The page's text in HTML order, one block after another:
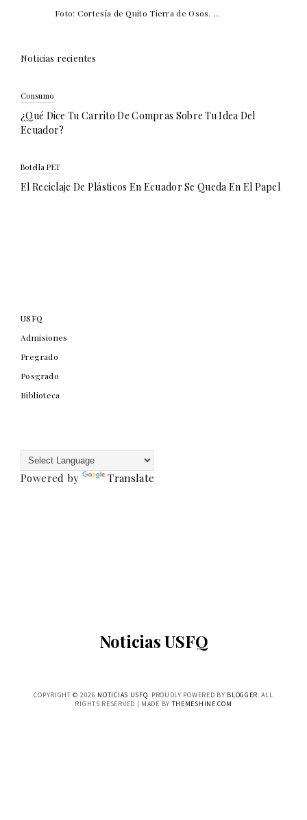
Foto: Cortesía de Quito Tierra de Osos. ...
Noticias recientes
Consumo
¿Qué Dice Tu Carrito De Compras Sobre Tu Idea Del
Ecuador?
Botella PET
El Reciclaje De Plásticos En Ecuador Se Queda En El Papel
USFQ
Admisiones
Pregrado
Posgrado
Biblioteca
Powered by Translate
Noticias USFQ
COPYRIGHT © 2026 NOTICIAS USFQ. PROUDLY POWERED BY BLOGGER. ALL
RIGHTS RESERVED | MADE BY THEMESHINE.COM